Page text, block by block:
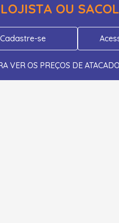
LOJISTA OU
Cadastre-se
VER OS PREÇOS DE